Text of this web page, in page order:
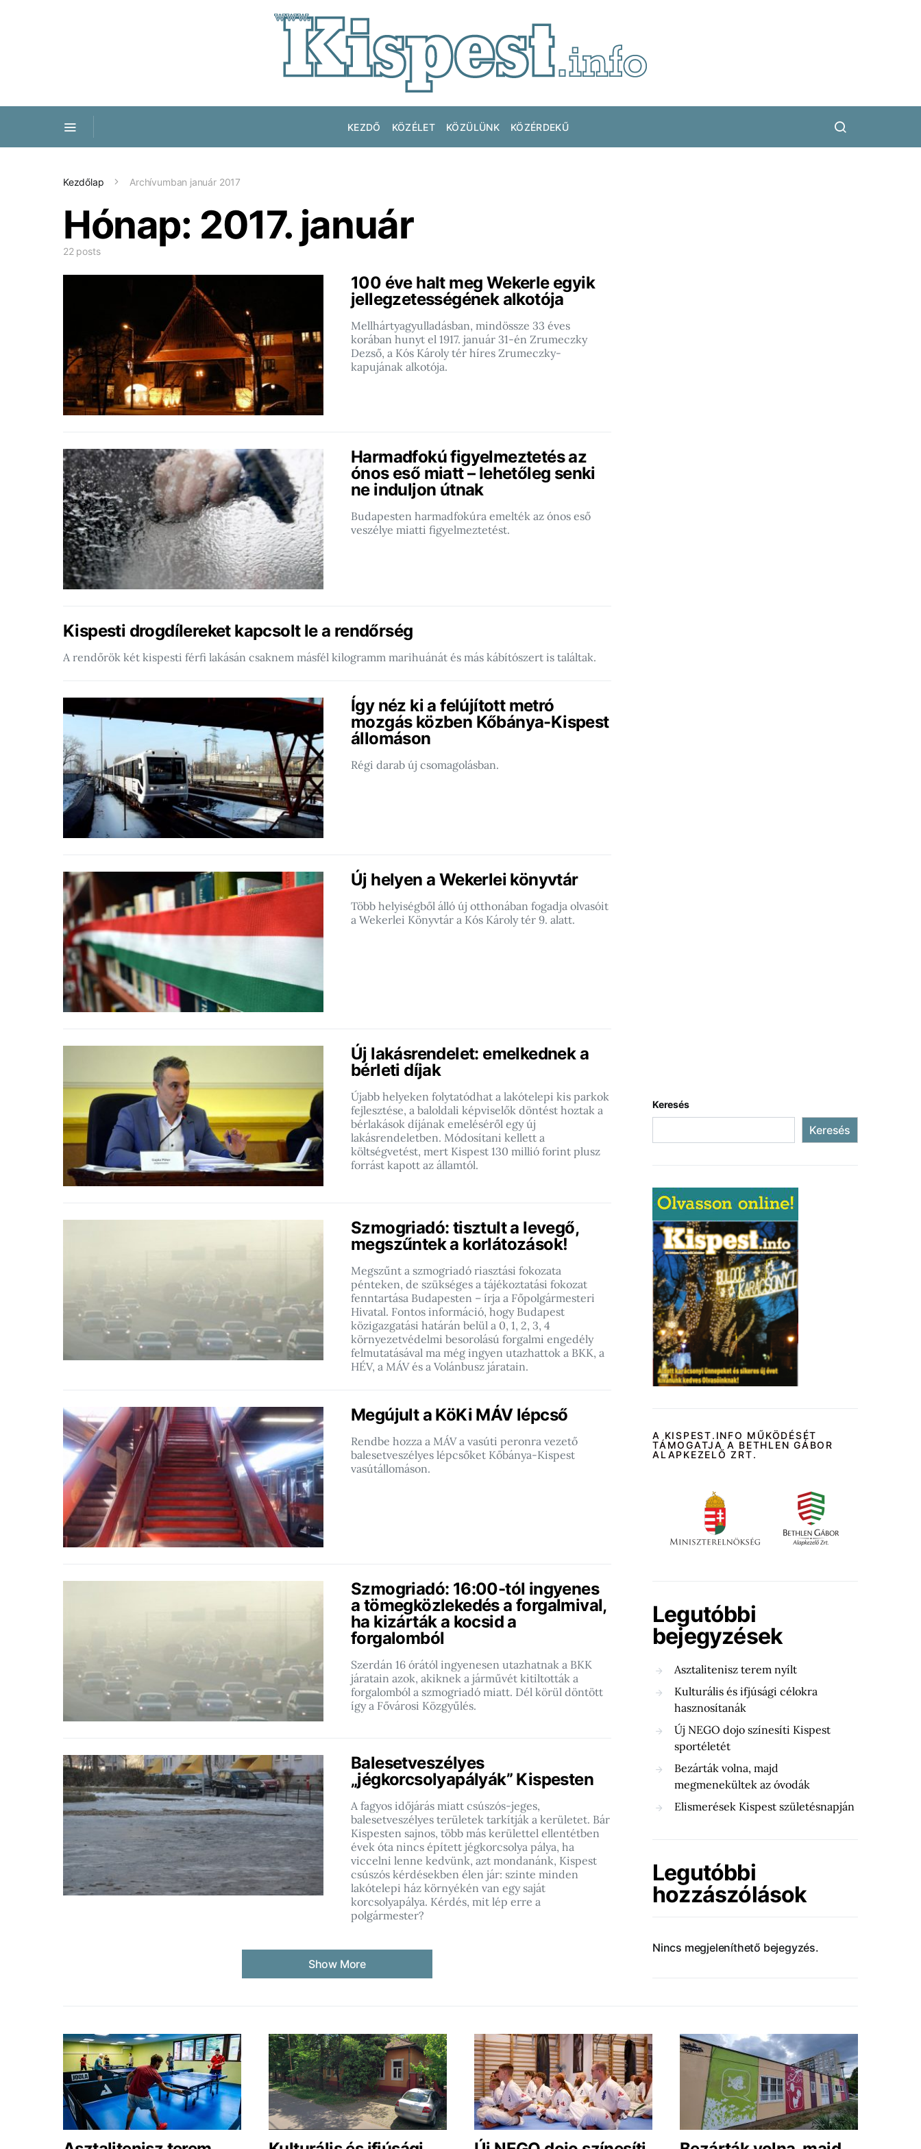
KEZDŐ KÖZÉLET KÖZÜLÜNK KÖZÉRDEKŰ
Kezdőlap Archívumban január 2017
Hónap: 2017. január
22 posts
100 éve halt meg Wekerle egyik
jellegzetességének alkotója
Mellhártyagyulladásban, mindössze 33 éves
korában hunyt el 1917. január 31-én Zrumeczky
Dezső, a Kós Károly tér híres Zrumeczky-
kapujának alkotója.
Harmadfokú figyelmeztetés az
ónos eső miatt – lehetőleg senki
ne induljon útnak
Budapesten harmadfokúra emelték az ónos eső
veszélye miatti figyelmeztetést.
Kispesti drogdílereket kapcsolt le a rendőrség
A rendőrök két kispesti férfi lakásán csaknem másfél kilogramm marihuánát és más kábítószert is találtak.
Így néz ki a felújított metró
mozgás közben Kőbánya-Kispest
állomáson
Régi darab új csomagolásban.
Új helyen a Wekerlei könyvtár
Több helyiségből álló új otthonában fogadja olvasóit
a Wekerlei Könyvtár a Kós Károly tér 9. alatt.
Új lakásrendelet: emelkednek a
bérleti díjak
Újabb helyeken folytatódhat a lakótelepi kis parkok
fejlesztése, a baloldali képviselők döntést hoztak a
bérlakások díjának emeléséről egy új
lakásrendeletben. Módosítani kellett a
költségvetést, mert Kispest 130 millió forint plusz
forrást kapott az államtól.
Szmogriadó: tisztult a levegő,
megszűntek a korlátozások!
Megszűnt a szmogriadó riasztási fokozata
pénteken, de szükséges a tájékoztatási fokozat
fenntartása Budapesten – írja a Főpolgármesteri
Hivatal. Fontos információ, hogy Budapest
közigazgatási határán belül a 0, 1, 2, 3, 4
környezetvédelmi besorolású forgalmi engedély
felmutatásával ma még ingyen utazhattok a BKK, a
HÉV, a MÁV és a Volánbusz járatain.
Megújult a KöKi MÁV lépcső
Rendbe hozza a MÁV a vasúti peronra vezető
balesetveszélyes lépcsőket Kőbánya-Kispest
vasútállomáson.
Szmogriadó: 16:00-tól ingyenes
a tömegközlekedés a forgalmival,
ha kizárták a kocsid a
forgalomból
Szerdán 16 órától ingyenesen utazhatnak a BKK
járatain azok, akiknek a járművét kitiltották a
forgalomból a szmogriadó miatt. Dél körül döntött
így a Fővárosi Közgyűlés.
Balesetveszélyes
„jégkorcsolyapályák” Kispesten
A fagyos időjárás miatt csúszós-jeges,
balesetveszélyes területek tarkítják a kerületet. Bár
Kispesten sajnos, több más kerülettel ellentétben
évek óta nincs épített jégkorcsolya pálya, ha
viccelni lenne kedvünk, azt mondanánk, Kispest
csúszós kérdésekben élen jár: szinte minden
lakótelepi ház környékén van egy saját
korcsolyapálya. Kérdés, mit lép erre a
polgármester?
Show More
Keresés
Keresés
A KISPEST.INFO MŰKÖDÉSÉT
TÁMOGATJA A BETHLEN GÁBOR
ALAPKEZELŐ ZRT.
Legutóbbi
bejegyzések
Asztalitenisz terem nyílt
Kulturális és ifjúsági célokra
hasznosítanák
Új NEGO dojo színesíti Kispest
sportéletét
Bezárták volna, majd
megmenekültek az óvodák
Elismerések Kispest születésnapján
Legutóbbi
hozzászólások
Nincs megjeleníthető bejegyzés.